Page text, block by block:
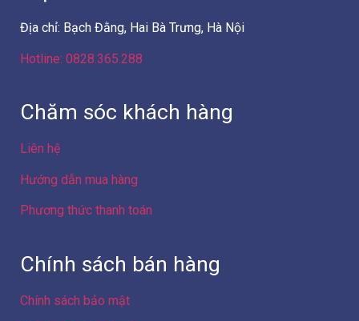
Địa chỉ: Bạch Đằng, Hai Bà Trưng, Hà Nội
Hotline: 0828.365.288
Chăm sóc khách hàng
Liên hệ
Hướng dẫn mua hàng
Phương thức thanh toán
Chính sách bán hàng
Chính sách bảo mật